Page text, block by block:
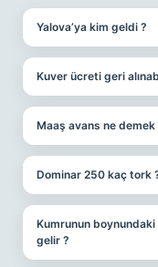
Yalova’ya kim geldi ?
Kuver ücreti geri
Maaş avans ne demek
Dominar 250 kaç tork
Kumrunun
gelir ?